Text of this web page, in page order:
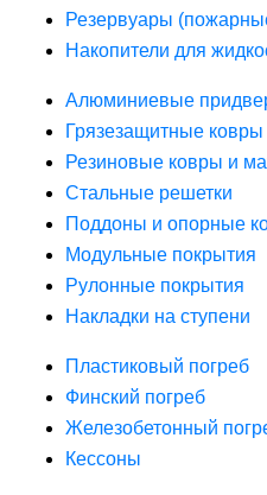
Резервуары
Накопители для
Алюминиевые
Грязезащитные ковры
Резиновые ковры и
Стальные решетки
Поддоны и опорные
Модульные покрытия
Рулонные покрытия
Накладки на ступени
Пластиковый погреб
Финский погреб
Железобетонный
Кессоны